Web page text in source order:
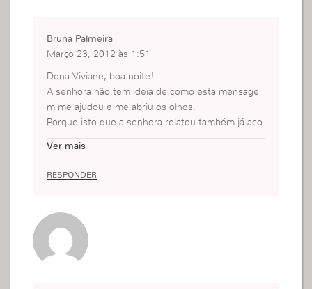
Bruna Palmeira
Março 23, 2012 às 1:51
Dona Viviane, boa noite!
A senhora não tem ideia de como esta mensage
m me ajudou e me abriu os olhos.
Porque isto que a senhora relatou também já aco
é.
Ver mais
RESPONDER